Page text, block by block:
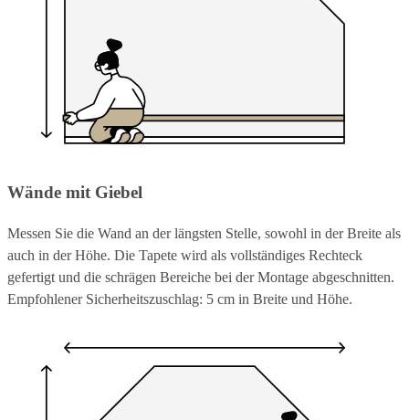
Wände mit Giebel
Messen Sie die Wand an der längsten Stelle, sowohl in der Breite als
auch in der Höhe. Die Tapete wird als vollständiges Rechteck
gefertigt und die schrägen Bereiche bei der Montage abgeschnitten.
Empfohlener Sicherheitszuschlag: 5 cm in Breite und Höhe.